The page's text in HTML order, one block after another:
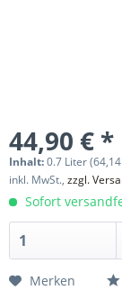
44,90 € *
Inhalt:0.7 Liter
inkl. MwSt., zzgl.
Sofort
Merken